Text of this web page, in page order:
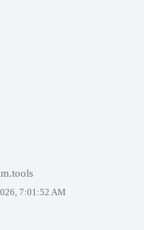
7:01:52 AM